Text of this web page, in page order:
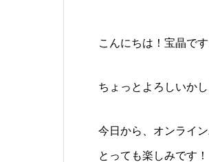
こんにちは！宝晶です
ちょっとよろしいかし
今日から、オンライ
とっても楽しみです！